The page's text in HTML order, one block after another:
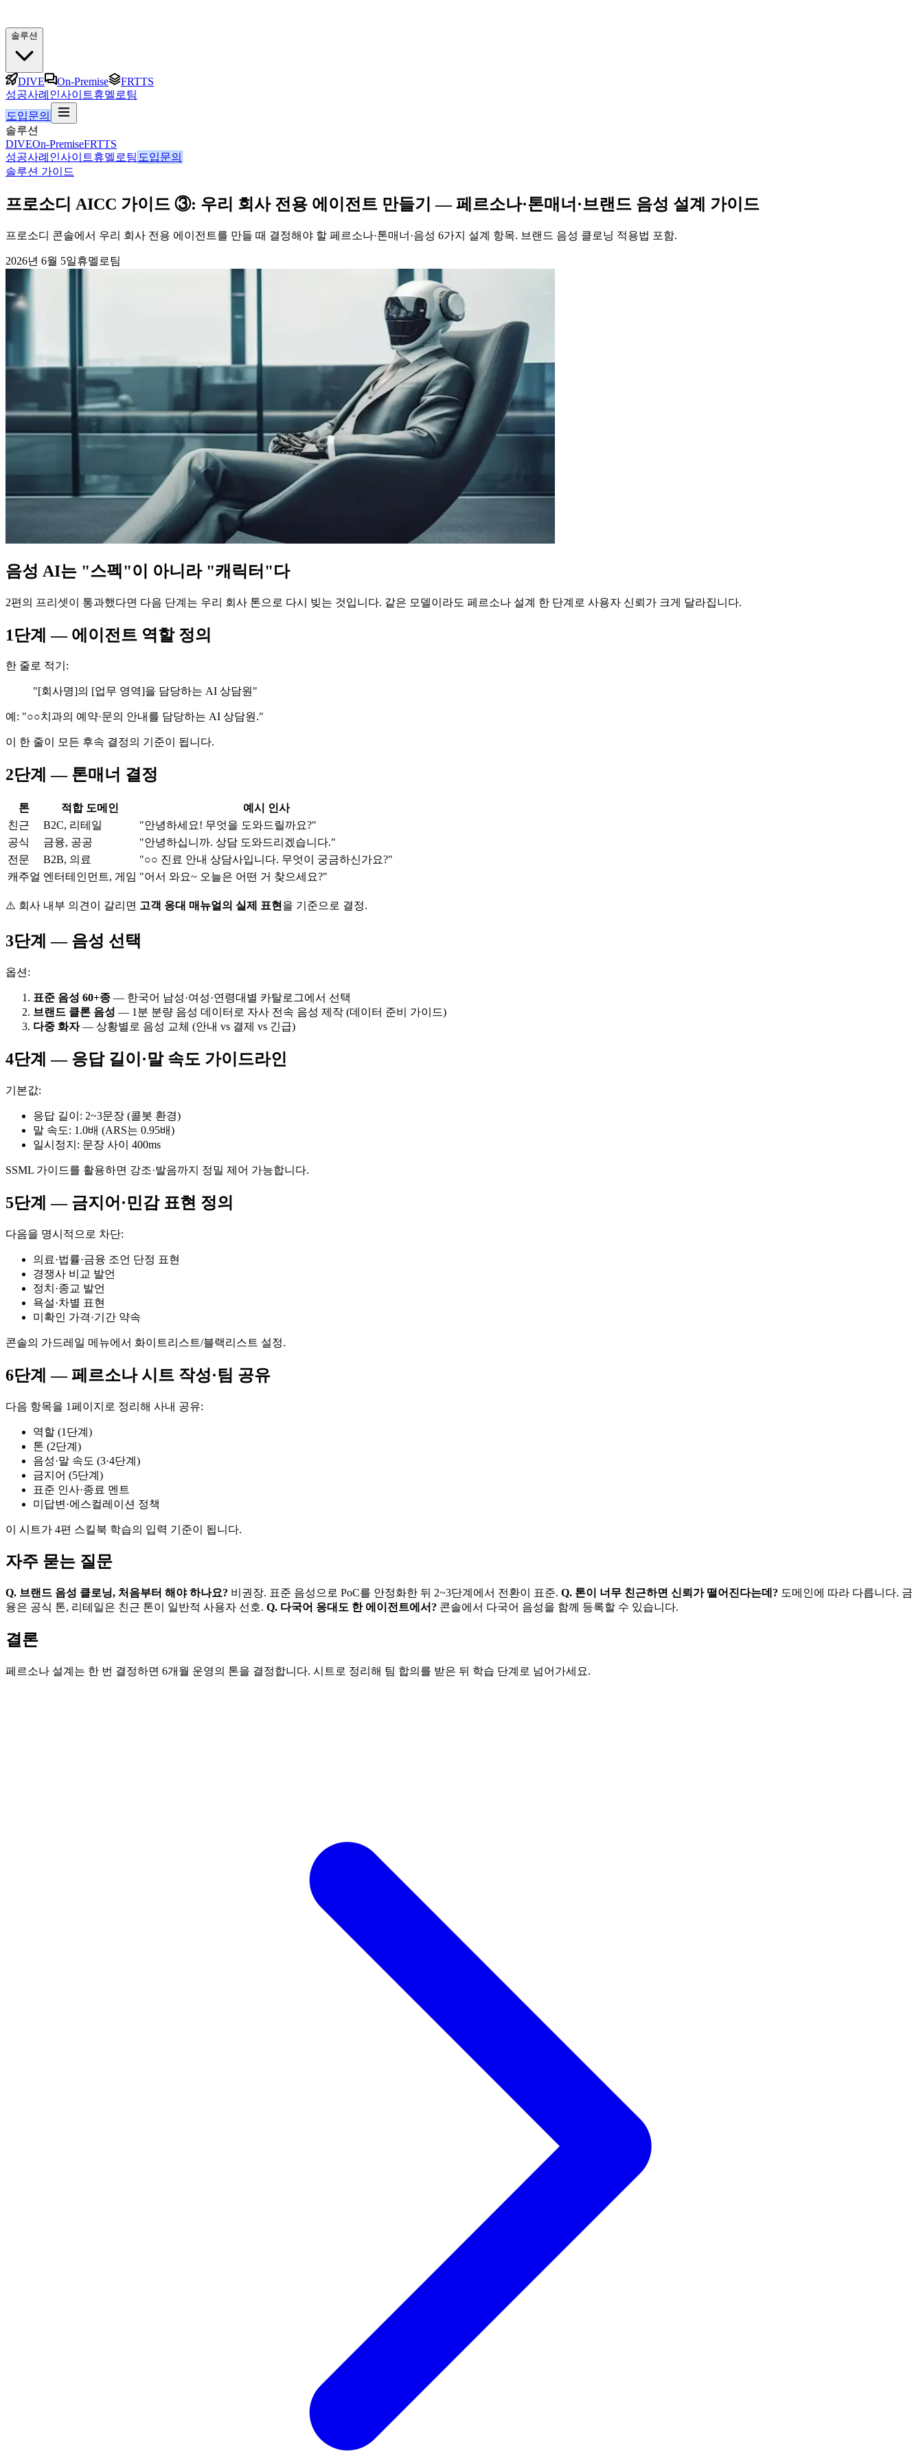
솔루션
DIVE On-Premise
FRTTS
성공사례 인사이트휴멜로팀
도입문의
솔루션
DIVEOn-PremiseFRTTS
성공사례 인사이트휴멜로팀 도입문의
솔루션 가이드
프로소디 AICC 가이드 ③: 우리 회사 전용 에이전트 만들기 — 페르소나·톤매너·브랜드 음성 설계 가이드
프로소디 콘솔에서 우리 회사 전용 에이전트를 만들 때 결정해야 할 페르소나·톤매너·음성 6가지 설계 항목. 브랜드 음성 클로닝 적용법 포함.
2026년 6월 5일휴멜로팀
음성 AI는 "스펙"이 아니라 "캐릭터"다
2편의 프리셋이 통과했다면 다음 단계는 우리 회사 톤으로 다시 빚는 것입니다. 같은 모델이라도 페르소나 설계 한 단계로 사용자 신뢰가 크게 달라집니다.
1단계 — 에이전트 역할 정의
한 줄로 적기:
"[회사명]의 [업무 영역]을 담당하는 AI 상담원"
예: "○○치과의 예약·문의 안내를 담당하는 AI 상담원."
이 한 줄이 모든 후속 결정의 기준이 됩니다.
2단계 — 톤매너 결정
톤 적합 도메인
예시 인사
친근
B2C, 리테일
"안녕하세요! 무엇을 도와드릴까요?"
공식
금융, 공공
"안녕하십니까. 상담 도와드리겠습니다."
전문
B2B, 의료
"○○ 진료 안내 상담사입니다. 무엇이 궁금하신가요?"
캐주얼 엔터테인먼트, 게임 "어서 와요~ 오늘은 어떤 거 찾으세요?"
⚠️ 회사 내부 의견이 갈리면 고객 응대 매뉴얼의 실제 표현 을 기준으로 결정.
3단계 — 음성 선택
옵션:
표준 음성 60+종 — 한국어 남성·여성·연령대별 카탈로그에서 선택
브랜드 클론 음성 — 1분 분량 음성 데이터로 자사 전속 음성 제작 (데이터 준비 가이드)
다중 화자— 상황별로 음성 교체 (안내 vs 결제 vs 긴급)
4단계 — 응답 길이·말 속도 가이드라인
기본값:
응답 길이: 2~3문장 (콜봇 환경)
말 속도: 1.0배 (ARS는 0.95배)
일시정지: 문장 사이 400ms
SSML 가이드를 활용하면 강조·발음까지 정밀 제어 가능합니다.
5단계 — 금지어·민감 표현 정의
다음을 명시적으로 차단:
의료·법률·금융 조언 단정 표현
경쟁사 비교 발언
정치·종교 발언
욕설·차별 표현
미확인 가격·기간 약속
콘솔의 가드레일 메뉴에서 화이트리스트/블랙리스트 설정.
6단계 — 페르소나 시트 작성·팀 공유
다음 항목을 1페이지로 정리해 사내 공유:
역할 (1단계)
톤 (2단계)
음성·말 속도 (3·4단계)
금지어 (5단계)
표준 인사·종료 멘트
미답변·에스컬레이션 정책
이 시트가 4편 스킬북 학습의 입력 기준이 됩니다.
자주 묻는 질문
Q. 브랜드 음성 클로닝, 처음부터 해야 하나요? 비권장. 표준 음성으로 PoC를 안정화한 뒤 2~3단계에서 전환이 표준. Q. 톤이 너무 친근하면 신뢰가 떨어진다는데? 도메인에 따라 다릅니다. 금
융은 공식 톤, 리테일은 친근 톤이 일반적 사용자 선호. Q. 다국어 응대도 한 에이전트에서? 콘솔에서 다국어 음성을 함께 등록할 수 있습니다.
결론
페르소나 설계는 한 번 결정하면 6개월 운영의 톤을 결정합니다. 시트로 정리해 팀 합의를 받은 뒤 학습 단계로 넘어가세요.